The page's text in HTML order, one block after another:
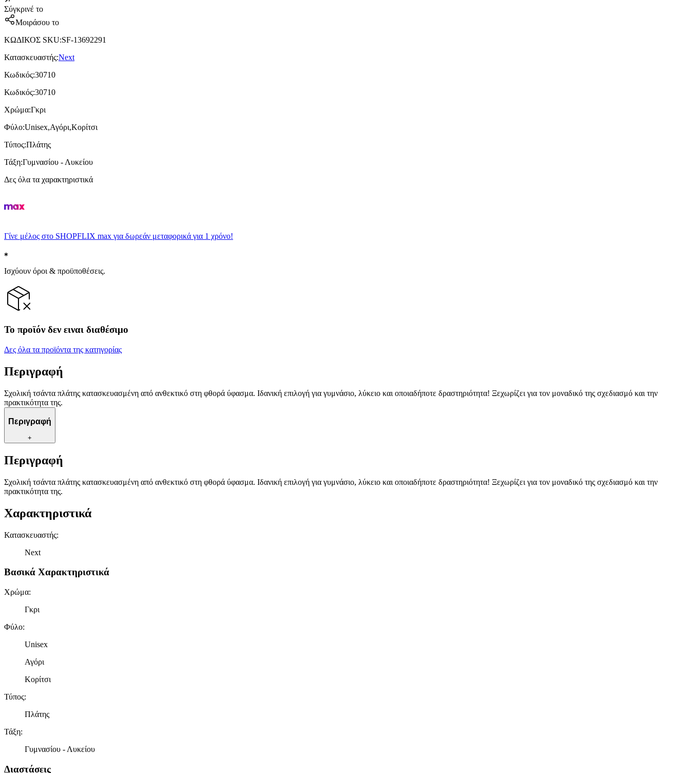
Σύγκρινέ το
Μοιράσου το
ΚΩΔΙΚΟΣ SKU:SF-13692291
Κατασκευαστής:Next
Κωδικός:30710
Κωδικός:30710
Χρώμα:Γκρι
Φύλο:Unisex,Αγόρι,Κορίτσι
Τύπος:Πλάτης
Τάξη:Γυμνασίου - Λυκείου
Δες όλα τα χαρακτηριστικά
Γίνε μέλος στο SHOPFLIX max για δωρεάν μεταφορικά για 1 χρόνο!
Ισχύουν όροι & προϋποθέσεις.
Το προϊόν δεν ειναι διαθέσιμο
Δες όλα τα προϊόντα της κατηγορίας
Περιγραφή
Σχολική τσάντα πλάτης κατασκευασμένη από ανθεκτικό στη φθορά ύφασμα. Ιδανική επιλογή για γυμνάσιο, λύκειο και οποιαδήποτε δραστηριότητα! Ξεχωρίζει για τον μοναδικό της σχεδιασμό και την
πρακτικότητα της.
Περιγραφή
+
Περιγραφή
Σχολική τσάντα πλάτης κατασκευασμένη από ανθεκτικό στη φθορά ύφασμα. Ιδανική επιλογή για γυμνάσιο, λύκειο και οποιαδήποτε δραστηριότητα! Ξεχωρίζει για τον μοναδικό της σχεδιασμό και την
πρακτικότητα της.
Χαρακτηριστικά
Κατασκευαστής:
Next
Βασικά Χαρακτηριστικά
Χρώμα:
Γκρι
Φύλο:
Unisex
Αγόρι
Κορίτσι
Τύπος:
Πλάτης
Τάξη:
Γυμνασίου - Λυκείου
Διαστάσεις